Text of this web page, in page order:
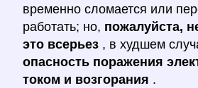
временно сломается или
работать; но, пожалуйста,
это всерьез , в худшем
опасность поражения
током и возгорания .